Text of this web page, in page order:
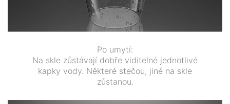
Po umytí:
Na skle zůstávají dobře viditelné jednotlivé
kapky vody. Některé stečou, jiné na skle
zůstanou.